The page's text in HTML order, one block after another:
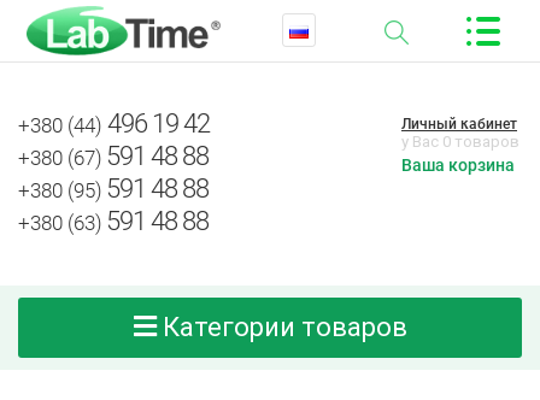
+380 (44) 496 19 42
+380 (67) 591 48 88
+380 (95) 591 48 88
+380 (63) 591 48 88
Личный кабинет
у Вас 0 товаров
Ваша корзина
Категории товаров